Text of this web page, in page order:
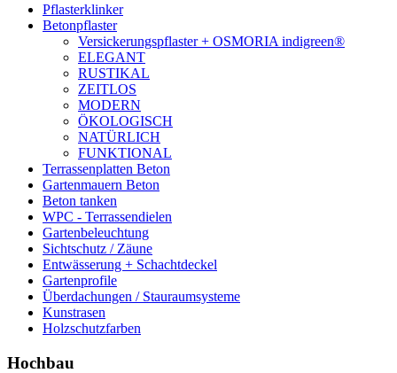
Pflasterklinker
Betonpflaster
Versickerungspflaster + OSMORIA indigreen®
ELEGANT
RUSTIKAL
ZEITLOS
MODERN
ÖKOLOGISCH
NATÜRLICH
FUNKTIONAL
Terrassenplatten Beton
Gartenmauern Beton
Beton tanken
WPC - Terrassendielen
Gartenbeleuchtung
Sichtschutz / Zäune
Entwässerung + Schachtdeckel
Gartenprofile
Überdachungen / Stauraumsysteme
Kunstrasen
Holzschutzfarben
Hochbau